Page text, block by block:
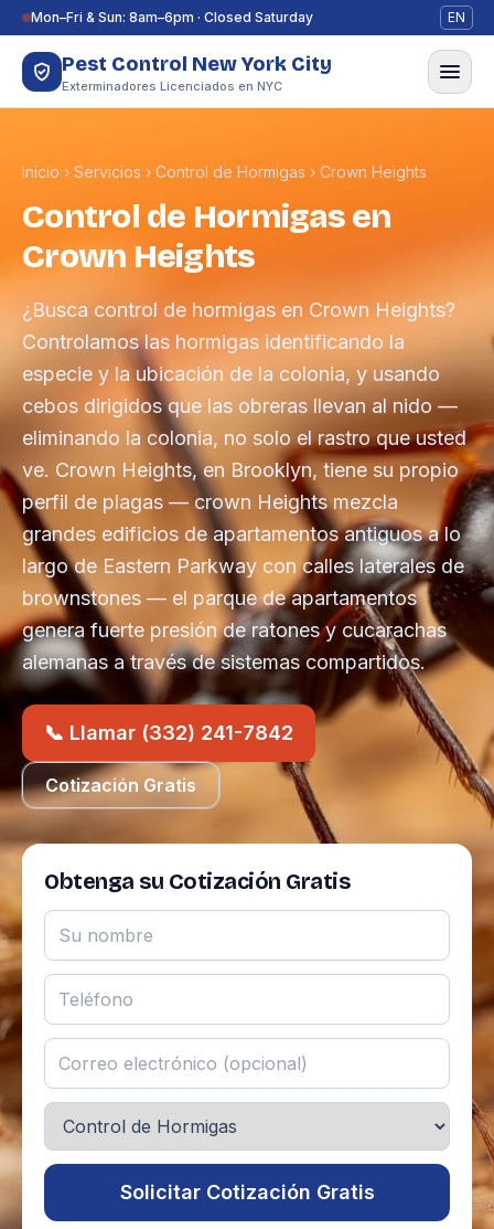
Saltar al contenido
Mon–Fri & Sun: 8am–6pm · Closed Saturday EN
Pest Control New York City
Exterminadores Licenciados en NYC
Inicio › Servicios › Control de Hormigas › Crown Heights
Control de Hormigas en
Crown Heights
¿Busca control de hormigas en Crown Heights?
Controlamos las hormigas identificando la
especie y la ubicación de la colonia, y usando
cebos dirigidos que las obreras llevan al nido —
eliminando la colonia, no solo el rastro que usted
ve. Crown Heights, en Brooklyn, tiene su propio
perfil de plagas — crown Heights mezcla
grandes edificios de apartamentos antiguos a lo
largo de Eastern Parkway con calles laterales de
brownstones — el parque de apartamentos
genera fuerte presión de ratones y cucarachas
alemanas a través de sistemas compartidos.
📞 Llamar (332) 241-7842
Cotización Gratis
Obtenga su Cotización Gratis
Solicitar Cotización Gratis